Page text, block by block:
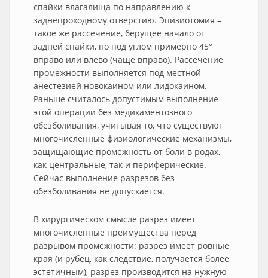
спайки влагалища по направлению к
заднепроходному отверстию. Эпизиотомия –
такое же рассечение, берущее начало от
задней спайки, но под углом примерно 45°
вправо или влево (чаще вправо). Рассечение
промежности выполняется под местной
анестезией новокаином или лидокаином.
Раньше считалось допустимым выполнение
этой операции без медикаментозного
обезболивания, учитывая то, что существуют
многочисленные физиологические механизмы,
защищающие промежность от боли в родах,
как центральные, так и периферические.
Сейчас выполнение разрезов без
обезболивания не допускается.
В хирургическом смысле разрез имеет
многочисленные преимущества перед
разрывом промежности: разрез имеет ровные
края (и рубец, как следствие, получается более
эстетичным), разрез производится на нужную